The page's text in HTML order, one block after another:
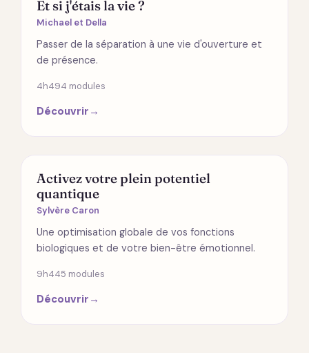
Et si j'étais la vie ?
Michael et Della
Passer de la séparation à une vie d'ouverture et
de présence.
4h494 modules
Découvrir →
SANTÉ
Activez votre plein potentiel
quantique
Sylvère Caron
Une optimisation globale de vos fonctions
biologiques et de votre bien-être émotionnel.
9h445 modules
Découvrir →